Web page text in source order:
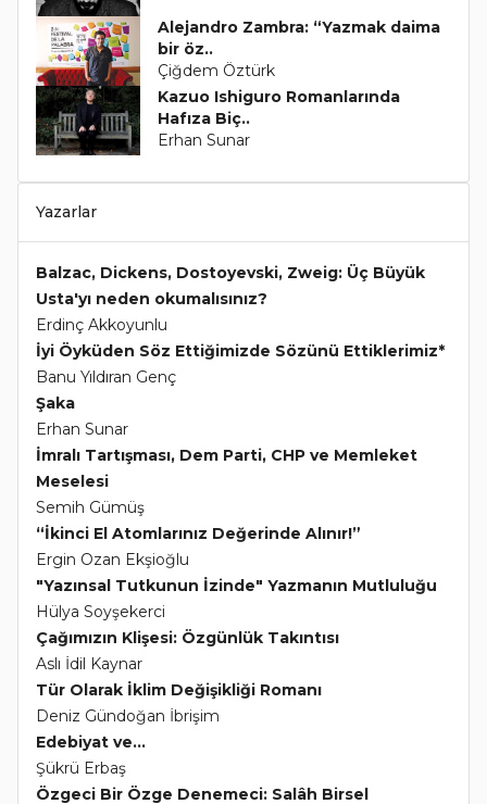
Alejandro Zambra: “Yazmak daima
bir öz..
Çiğdem Öztürk
Kazuo Ishiguro Romanlarında
Hafıza Biç..
Erhan Sunar
Yazarlar
Balzac, Dickens, Dostoyevski, Zweig: Üç Büyük
Usta'yı neden okumalısınız?
Erdinç Akkoyunlu
İyi Öyküden Söz Ettiğimizde Sözünü Ettiklerimiz*
Banu Yıldıran Genç
Şaka
Erhan Sunar
İmralı Tartışması, Dem Parti, CHP ve Memleket
Meselesi
Semih Gümüş
“İkinci El Atomlarınız Değerinde Alınır!”
Ergin Ozan Ekşioğlu
"Yazınsal Tutkunun İzinde" Yazmanın Mutluluğu
Hülya Soyşekerci
Çağımızın Klişesi: Özgünlük Takıntısı
Aslı İdil Kaynar
Tür Olarak İklim Değişikliği Romanı
Deniz Gündoğan İbrişim
Edebiyat ve...
Şükrü Erbaş
Özgeci Bir Özge Denemeci: Salâh Birsel